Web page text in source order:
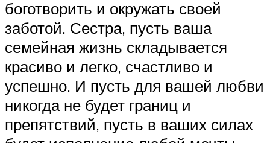
боготворить и окружать своей
заботой. Сестра, пусть ваша
семейная жизнь складывается
красиво и легко, счастливо и
успешно. И пусть для вашей любви
никогда не будет границ и
препятствий, пусть в ваших силах